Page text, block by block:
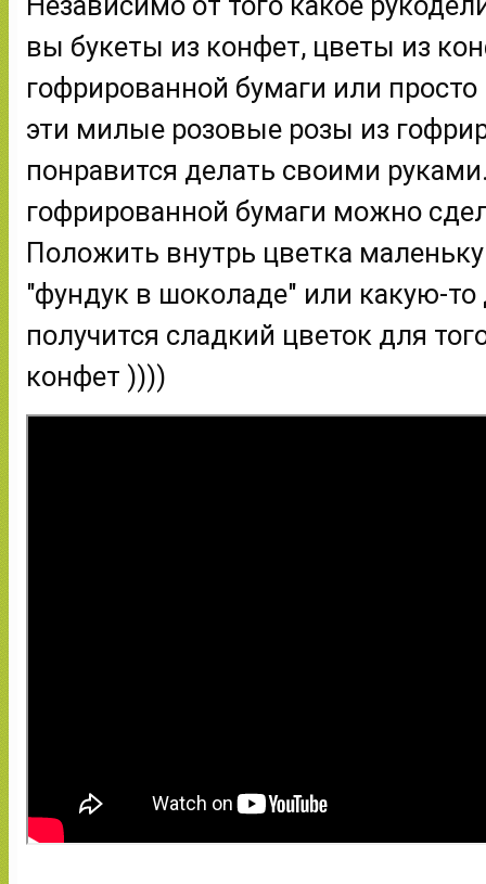
вы букеты из конфет, цветы из
гофрированной бумаги или
эти милые розовые розы из
понравится делать своими
гофрированной бумаги можно
Положить внутрь цветка
"фундук в шоколаде" или какую-то
получится сладкий цветок для
конфет ))))